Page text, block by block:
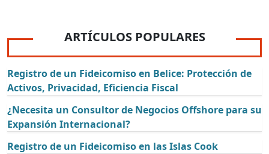
ARTÍCULOS POPULARES
Registro de un Fideicomiso en Belice: Protección de
Activos, Privacidad, Eficiencia Fiscal
¿Necesita un Consultor de Negocios Offshore para su
Expansión Internacional?
Registro de un Fideicomiso en las Islas Cook